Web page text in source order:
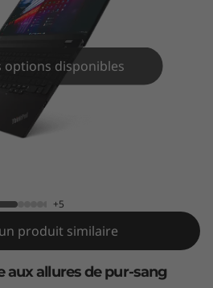
options disponibles
+5
produit similaire
aux allures de pur-sang